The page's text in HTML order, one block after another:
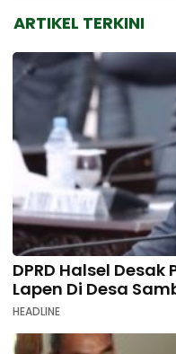
ARTIKEL TERKINI
DPRD Halsel
Lapen Di Desa
HEADLINE